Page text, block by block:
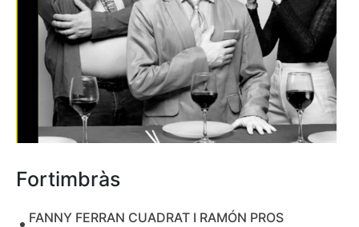
Fortimbràs
FANNY FERRAN CUADRAT I RAMÓN PROS